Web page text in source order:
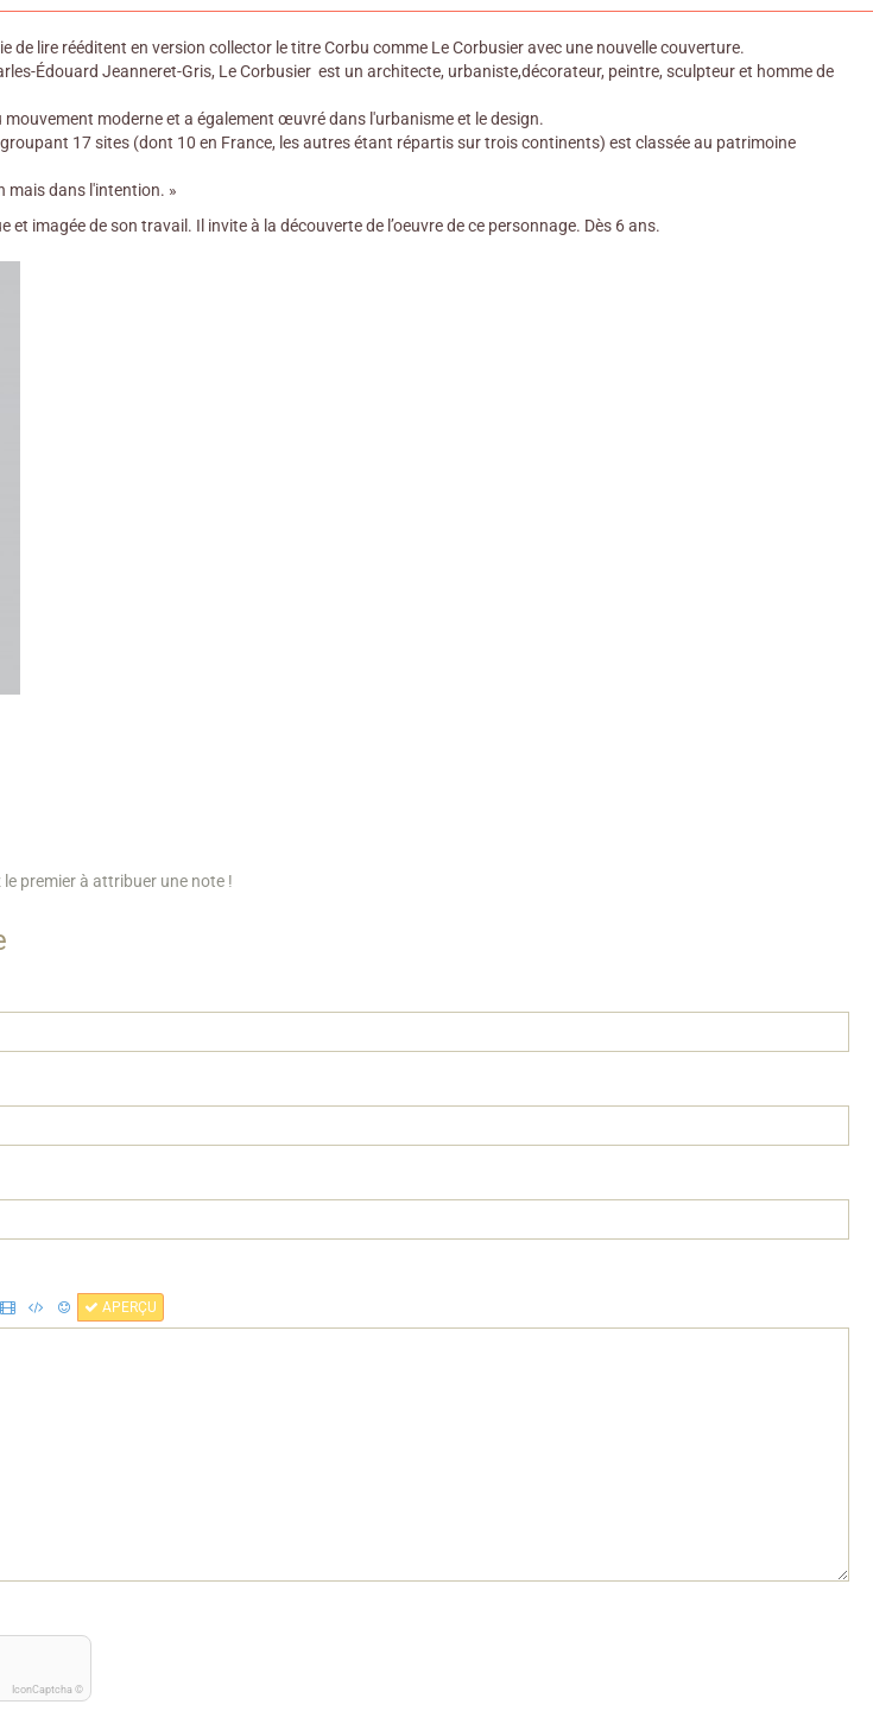
de lire rééditent en version collector le titre Corbu comme Le Corbusier avec une nouvelle couverture.
Édouard Jeanneret-Gris, Le Corbusier est un architecte, urbaniste,décorateur, peintre, sculpteur et homme de
moderne et a également œuvré dans l'urbanisme et le design.
17 sites (dont 10 en France, les autres étant répartis sur trois continents) est classée au patrimoine
mais dans l'intention. »
imagée de son travail. Il invite à la découverte de l’oeuvre de ce personnage. Dès 6 ans.
premier à attribuer une note !
APERÇU
IconCaptcha ©